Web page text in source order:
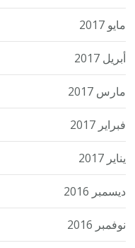
مايو 2017
أبريل 2017
مارس 2017
فبراير 2017
يناير 2017
ديسمبر 2016
نوفمبر 2016